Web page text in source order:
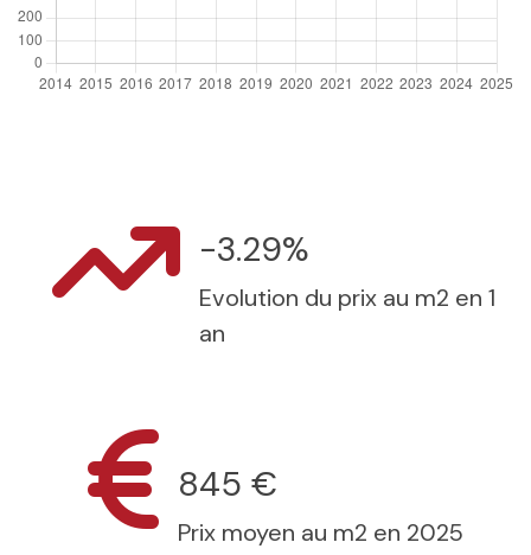
-3.29%
Evolution du prix au m2 en 1
an
845 €
Prix moyen au m2 en 2025